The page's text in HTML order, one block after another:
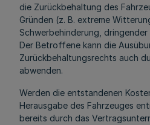
die Zurückbehaltung des
Gründen (z. B. extreme
Schwerbehinderung, dringender
Der Betroffene kann die
Zurückbehaltungsrechts auch
abwenden.
Werden die entstandenen
Herausgabe des Fahrzeuges
bereits durch das